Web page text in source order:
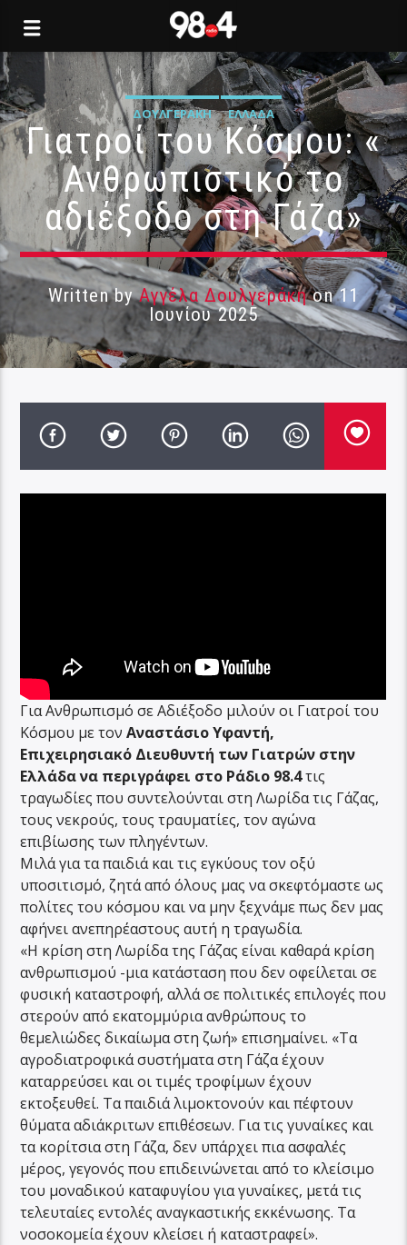
ΔΟΥΛΓΕΡΆΚΗ ΕΛΛΆΔΑ
Γιατροί του Κόσμου: «
Ανθρωπιστικό το
αδιέξοδο στη Γάζα»
Written byΑγγέλα Δουλγεράκηon 11
Ιουνίου 2025
Για Ανθρωπισμό σε Αδιέξοδο μιλούν οι Γιατροί του
Κόσμου με τονΑναστάσιο Υφαντή,
Επιχειρησιακό Διευθυντή των Γιατρών στην
Ελλάδα να περιγράφει στο Ράδιο 98.4τις
τραγωδίες που συντελούνται στη Λωρίδα τις Γάζας,
τους νεκρούς, τους τραυματίες, τον αγώνα
επιβίωσης των πληγέντων.
Μιλά για τα παιδιά και τις εγκύους τον οξύ
υποσιτισμό, ζητά από όλους μας να σκεφτόμαστε ως
πολίτες του κόσμου και να μην ξεχνάμε πως δεν μας
αφήνει ανεπηρέαστους αυτή η τραγωδία.
«Η κρίση στη Λωρίδα της Γάζας είναι καθαρά κρίση
ανθρωπισμού -μια κατάσταση που δεν οφείλεται σε
φυσική καταστροφή, αλλά σε πολιτικές επιλογές που
στερούν από εκατομμύρια ανθρώπους το
θεμελιώδες δικαίωμα στη ζωή» επισημαίνει. «Τα
αγροδιατροφικά συστήματα στη Γάζα έχουν
καταρρεύσει και οι τιμές τροφίμων έχουν
εκτοξευθεί. Τα παιδιά λιμοκτονούν και πέφτουν
θύματα αδιάκριτων επιθέσεων. Για τις γυναίκες και
τα κορίτσια στη Γάζα, δεν υπάρχει πια ασφαλές
μέρος, γεγονός που επιδεινώνεται από το κλείσιμο
του μοναδικού καταφυγίου για γυναίκες, μετά τις
τελευταίες εντολές αναγκαστικής εκκένωσης. Τα
νοσοκομεία έχουν κλείσει ή καταστραφεί».